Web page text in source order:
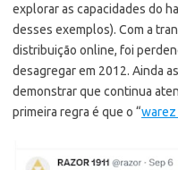
explorar as capacidades do
desses exemplos). Com a
distribuição online, foi
desagregar em 2012. Ainda
demonstrar que continua
primeira regra é que o “warez